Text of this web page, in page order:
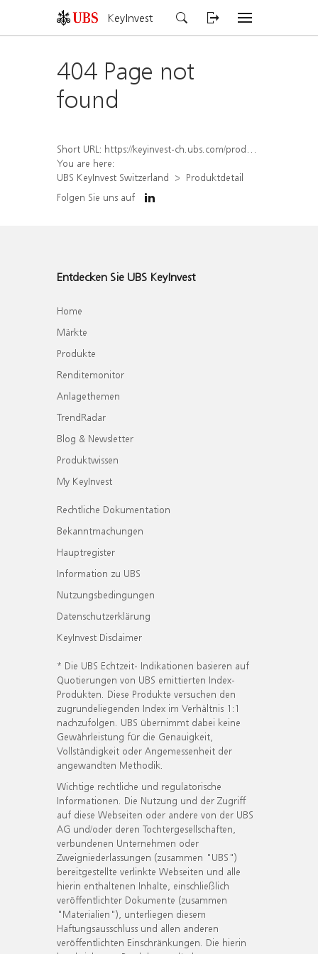
KeyInvest
404 Page not
found
Short URL: https://keyinvest-ch.ubs.com/produkt/detail/index/isin/CH1567051508
You are here:
UBS KeyInvest Switzerland
Produktdetail
Folgen Sie uns auf
Entdecken Sie UBS KeyInvest
Home
Märkte
Produkte
Renditemonitor
Anlagethemen
TrendRadar
Blog & Newsletter
Produktwissen
My KeyInvest
Rechtliche Dokumentation
Bekanntmachungen
Hauptregister
Information zu UBS
Nutzungsbedingungen
Datenschutzerklärung
KeyInvest Disclaimer
* Die UBS Echtzeit- Indikationen basieren auf
Quotierungen von UBS emittierten Index-
Produkten. Diese Produkte versuchen den
zugrundeliegenden Index im Verhältnis 1:1
nachzufolgen. UBS übernimmt dabei keine
Gewährleistung für die Genauigkeit,
Vollständigkeit oder Angemessenheit der
angewandten Methodik.
Wichtige rechtliche und regulatorische
Informationen. Die Nutzung und der Zugriff
auf diese Webseiten oder andere von der UBS
AG und/oder deren Tochtergesellschaften,
verbundenen Unternehmen oder
Zweigniederlassungen (zusammen "UBS")
bereitgestellte verlinkte Webseiten und alle
hierin enthaltenen Inhalte, einschließlich
veröffentlichter Dokumente (zusammen
"Materialien"), unterliegen diesem
Haftungsausschluss und allen anderen
veröffentlichten Einschränkungen. Die hierin